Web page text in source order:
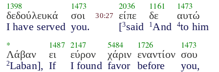
1398
δεδούλευκά
I have served
1473
σοι
you.
30:27
2036
είπε
[3said
1161
δε
1 And
1473
αυτώ
4to him
*
Λάβαν
2Laban],
1487
ει
If
2147
εύρον
I found
5484
χάριν
favor
1726
εναντίον
before
1473
σου
you,